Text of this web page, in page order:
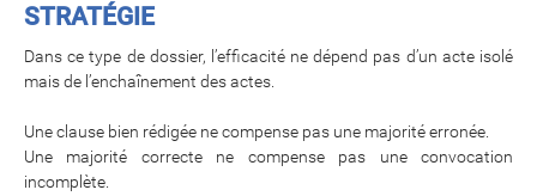
STRATÉGIE
Dans ce type de dossier, l’efficacité ne dépend pas d’un acte isolé
mais de l’enchaînement des actes.
Une clause bien rédigée ne compense pas une majorité erronée.
Une majorité correcte ne compense pas une convocation
incomplète.